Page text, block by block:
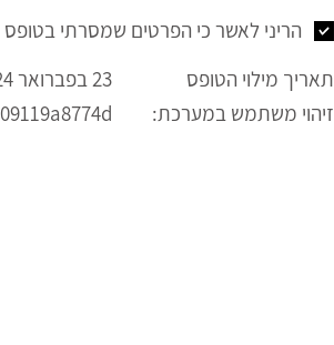
הריני לאשר כי הפרטים שמסרתי בטופס
תאריך מילוי הטופס
23 בפברואר 2024 בשעה 15:25:20
זיהוי משתמש במערכת: